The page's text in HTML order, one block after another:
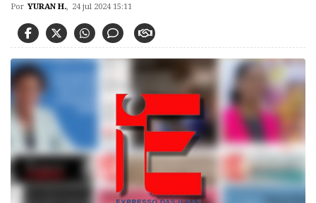
Por YURAN H., 24 jul 2024 15:11